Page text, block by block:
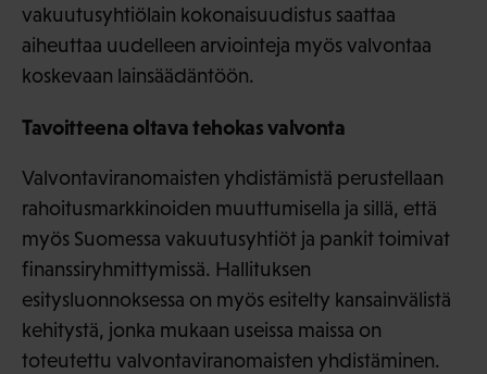
vakuutusyhtiölain kokonaisuudistus saattaa
aiheuttaa uudelleen arviointeja myös valvontaa
koskevaan lainsäädäntöön.
Tavoitteena oltava tehokas valvonta
Valvontaviranomaisten yhdistämistä perustellaan
rahoitusmarkkinoiden muuttumisella ja sillä, että
myös Suomessa vakuutusyhtiöt ja pankit toimivat
finanssiryhmittymissä. Hallituksen
esitysluonnoksessa on myös esitelty kansainvälistä
kehitystä, jonka mukaan useissa maissa on
toteutettu valvontaviranomaisten yhdistäminen.